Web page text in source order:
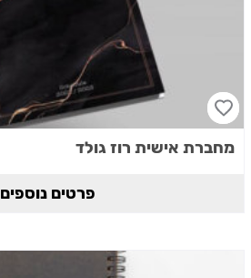
מחברת אישית רוז גולד
פרטים נוספים